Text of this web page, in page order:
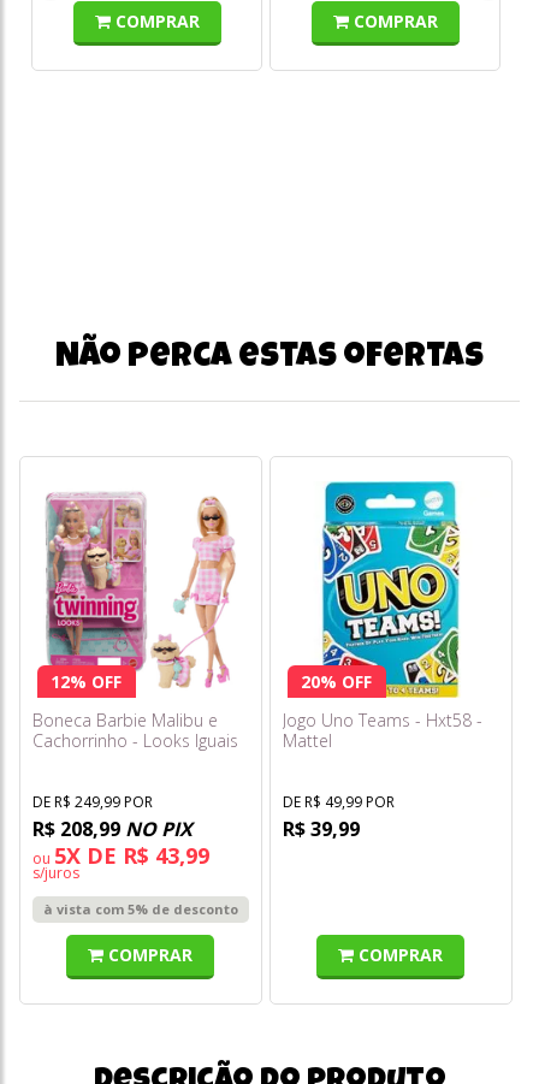
COMPRAR COMPRAR
Não perca estas ofertas
12% OFF
Boneca Barbie Malibu e
Cachorrinho - Looks Iguais
DE R$ 249,99 POR
R$ 208,99 NO PIX
ou 5X DE R$ 43,99
s/juros
à vista com 5% de desconto
COMPRAR
20% OFF
Jogo Uno Teams - Hxt58 -
Mattel
DE R$ 49,99 POR
R$ 39,99
COMPRAR